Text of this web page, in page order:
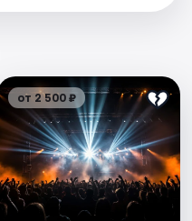
от 2 500 ₽